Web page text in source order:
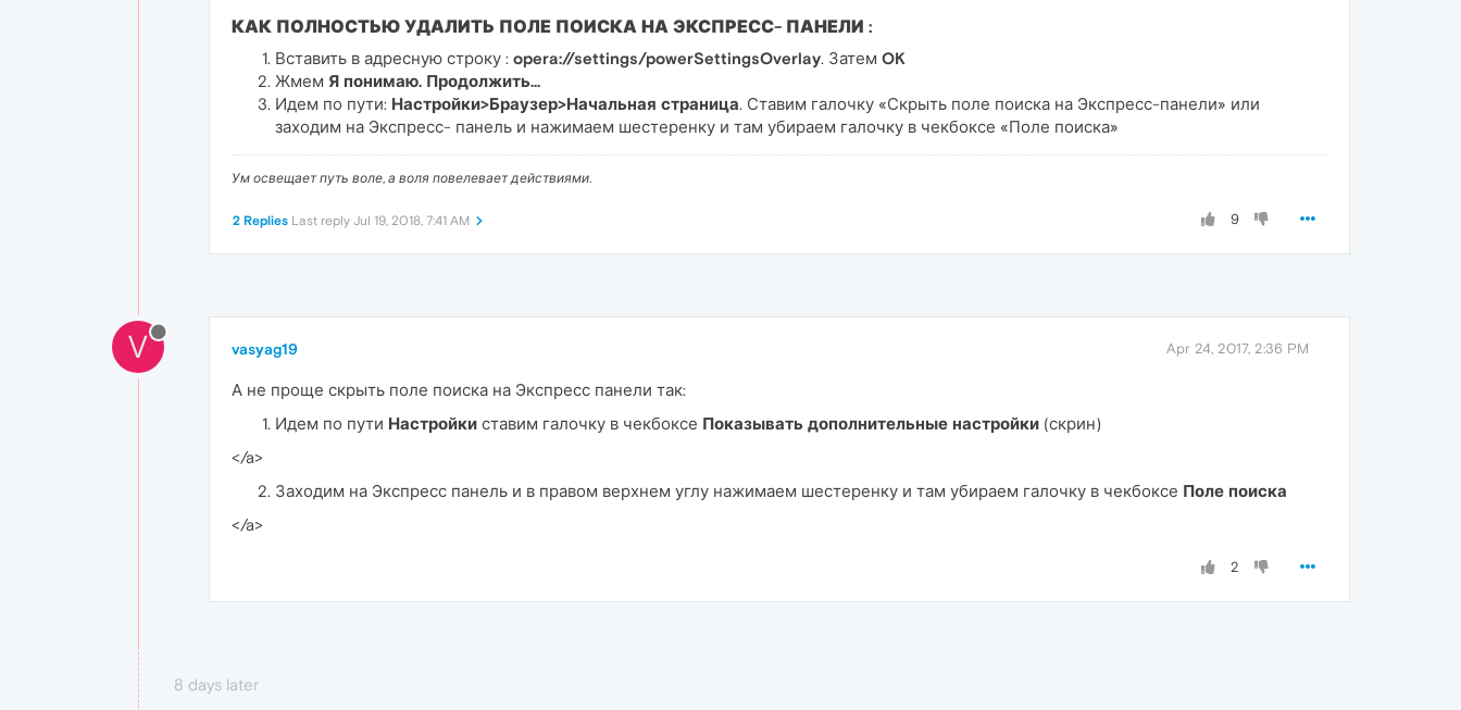
КАК ПОЛНОСТЬЮ УДАЛИТЬ ПОЛЕ ПОИСКА НА ЭКСПРЕСС- ПАНЕЛИ :
Вставить в адресную строку : opera://settings/powerSettingsOverlay. Затем OK
Жмем Я понимаю. Продолжить...
Идем по пути: Настройки>Браузер>Начальная страница. Ставим галочку «Скрыть поле поиска на Экспресс-панели» или
заходим на Экспресс- панель и нажимаем шестеренку и там убираем галочку в чекбоксе «Поле поиска»
Ум освещает путь воле, а воля повелевает действиями.
9
2 Replies Last reply Jul 19, 2018, 7:41 AM
V vasyag19 Apr 24, 2017, 2:36 PM
А не проще скрыть поле поиска на Экспресс панели так:
Идем по пути Настройки ставим галочку в чекбоксе Показывать дополнительные настройки (скрин)
</a>
Заходим на Экспресс панель и в правом верхнем углу нажимаем шестеренку и там убираем галочку в чекбоксе Поле поиска
</a>
2
8 days later